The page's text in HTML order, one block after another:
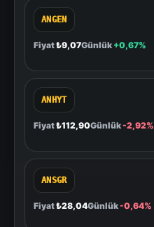
ANGEN
Fiyat₺9,07Günlük +0,67%
ANHYT
Fiyat₺112,90Günlük-2,92%
ANSGR
Fiyat₺28,04Günlük-0,64%